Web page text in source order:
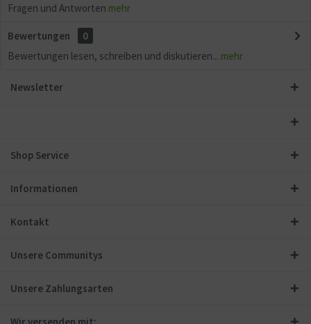
Fragen und Antworten mehr
Bewertungen
0
Bewertungen lesen, schreiben und diskutieren... mehr
Newsletter
Shop Service
Informationen
Kontakt
Unsere Communitys
Unsere Zahlungsarten